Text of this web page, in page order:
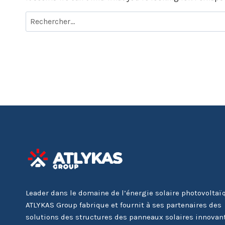
Rechercher :
Leader dans le domaine de l’énergie solaire
ATLYKAS Group fabrique et fournit à ses partenaires des
solutions des structures des panneaux solaires